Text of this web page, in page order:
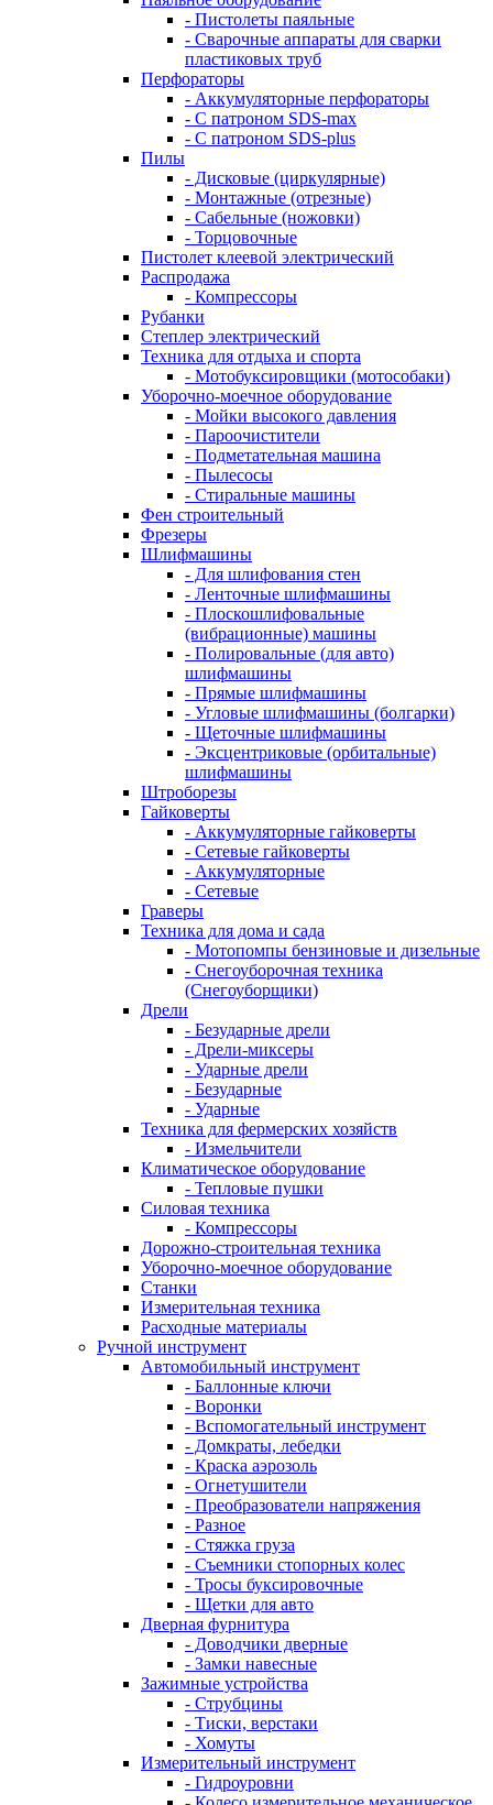
- Пистолеты паяльные
- Сварочные аппараты для сварки
пластиковых труб
Перфораторы
- Аккумуляторные перфораторы
- С патроном SDS-max
- С патроном SDS-plus
Пилы
- Дисковые (циркулярные)
- Монтажные (отрезные)
- Сабельные (ножовки)
- Торцовочные
Пистолет клеевой электрический
Распродажа
- Компрессоры
Рубанки
Степлер электрический
Техника для отдыха и спорта
- Мотобуксировщики (мотособаки)
Уборочно-моечное оборудование
- Мойки высокого давления
- Пароочистители
- Подметательная машина
- Пылесосы
- Стиральные машины
Фен строительный
Фрезеры
Шлифмашины
- Для шлифования стен
- Ленточные шлифмашины
- Плоскошлифовальные
(вибрационные) машины
- Полировальные (для авто)
шлифмашины
- Прямые шлифмашины
- Угловые шлифмашины (болгарки)
- Щеточные шлифмашины
- Эксцентриковые (орбитальные)
шлифмашины
Штроборезы
Гайковерты
- Аккумуляторные гайковерты
- Сетевые гайковерты
- Аккумуляторные
- Сетевые
Граверы
Техника для дома и сада
- Мотопомпы бензиновые и дизельные
- Снегоуборочная техника
(Снегоуборщики)
Дрели
- Безударные дрели
- Дрели-миксеры
- Ударные дрели
- Безударные
- Ударные
Техника для фермерских хозяйств
- Измельчители
Климатическое оборудование
- Тепловые пушки
Силовая техника
- Компрессоры
Дорожно-строительная техника
Уборочно-моечное оборудование
Станки
Измерительная техника
Расходные материалы
Ручной инструмент
Автомобильный инструмент
- Баллонные ключи
- Воронки
- Вспомогательный инструмент
- Домкраты, лебедки
- Краска аэрозоль
- Огнетушители
- Преобразователи напряжения
- Разное
- Стяжка груза
- Съемники стопорных колес
- Тросы буксировочные
- Щетки для авто
Дверная фурнитура
- Доводчики дверные
- Замки навесные
Зажимные устройства
- Струбцины
- Тиски, верстаки
- Хомуты
Измерительный инструмент
- Гидроуровни